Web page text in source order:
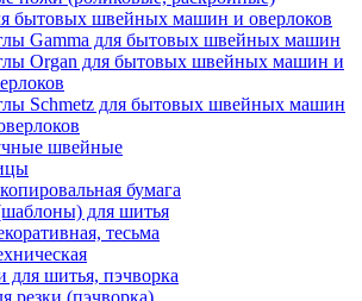
бытовых швейных машин и оверлоков
Gamma для бытовых швейных машин
Organ для бытовых швейных машин и
Schmetz для бытовых швейных машин
швейные
бумага
для шитья
тесьма
для шитья, пэчворка
резки (пэчворка)